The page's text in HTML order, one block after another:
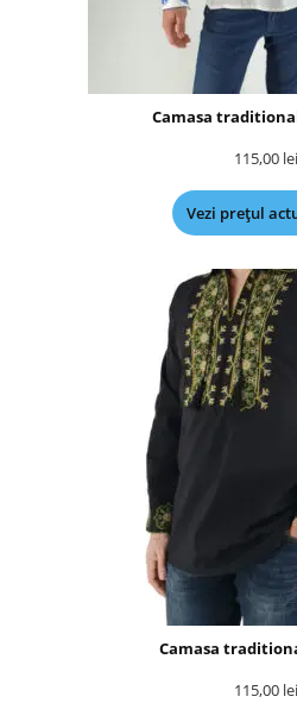
Camasa
115,00 lei
Vezi prețul
Camasa
115,00 lei